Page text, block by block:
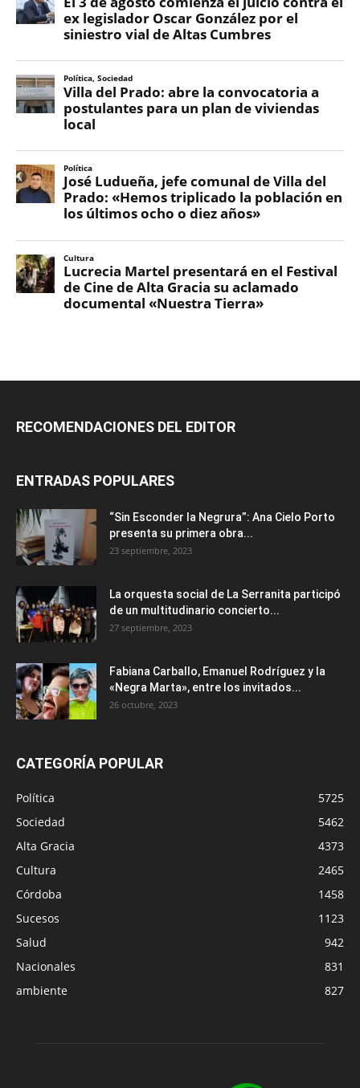
RECOMENDACIONES DEL EDITOR
ENTRADAS POPULARES
“Sin Esconder la Negrura”: Ana Cielo Porto
presenta su primera obra...
23 septiembre, 2023
La orquesta social de La Serranita participó
de un multitudinario concierto...
27 septiembre, 2023
Fabiana Carballo, Emanuel Rodríguez y la
«Negra Marta», entre los invitados...
26 octubre, 2023
CATEGORÍA POPULAR
Política
5725
Sociedad
5462
Alta Gracia
4373
Cultura
2465
Córdoba
1458
Sucesos
1123
Salud
942
Nacionales
831
ambiente
827